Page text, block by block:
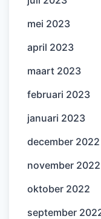
mei 2023
april 2023
maart 2023
februari 2023
januari 2023
december 2022
november 2022
oktober 2022
september